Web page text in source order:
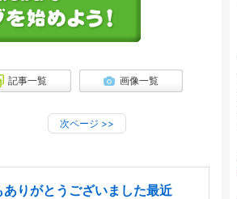
記事一覧 画像一覧
次ページ >>
りがとうございました最近